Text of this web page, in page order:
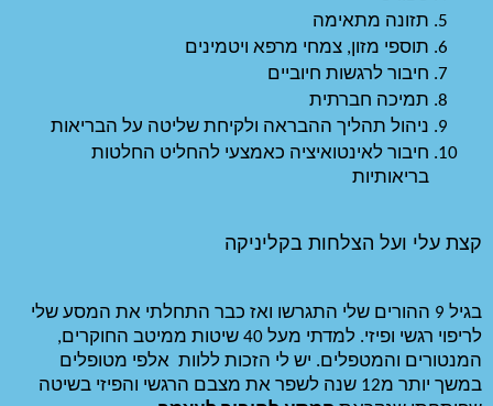
ויטמינים
ולקיחת שליטה על הבריאות
חיבור לאינטואיציה כאמצעי להחליט החלטות
בגיל 9 ההורים שלי התגרשו ואז כבר התחלתי את המסע שלי
לריפוי רגשי ופיזי. למדתי מעל 40 שיטות ממיטב החוקרים,
המנטורים והמטפלים. יש לי הזכות ללוות  אלפי מטופלים
במשך יותר מ12 שנה לשפר את מצבם הרגשי והפיזי בשיטה